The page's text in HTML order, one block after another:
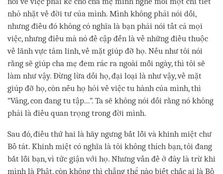
nhỏ nhặt về đời tư của mình. Mình không phải nói dối,
nhưng điều đó không có nghĩa là bạn phải nói tất cả mọi
việc, nhưng điều mà nó đề cập đến là về những điều thuộc
về lãnh vực tâm linh, về mặt giúp đỡ họ. Nếu như tôi nói
rằng sẽ giúp cha mẹ đem rác ra ngoài mỗi ngày, thì tôi sẽ
làm như vậy. Đừng lừa dối họ, đại loại là như vậy, về mặt
giúp đỡ họ, còn nếu họ hỏi về việc tu hành của mình, thì
“Vâng, con đang tu tập...”. Ta sẽ không nói dối rằng nó không
phải là điều quan trọng trong đời mình.
Sau đó, điều thứ hai là hãy ngưng bắt lỗi và khinh miệt chư
Bồ tát. Khinh miệt có nghĩa là tôi không thích bạn, tôi đang
bắt lỗi bạn, vì tức giận với họ. Nhưng vấn đề ở đây là trừ khi
mình là Phật, còn không thì chẳng thể nào biết chắc ai là Bồ